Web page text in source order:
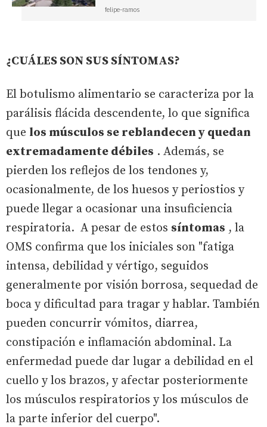
felipe-ramos
¿CUÁLES SON SUS SÍNTOMAS?
El botulismo alimentario se caracteriza por la
parálisis flácida descendente, lo que significa
que los músculos se reblandecen y quedan
extremadamente débiles . Además, se
pierden los reflejos de los tendones y,
ocasionalmente, de los huesos y periostios y
puede llegar a ocasionar una insuficiencia
respiratoria. A pesar de estos síntomas , la
OMS confirma que los iniciales son "fatiga
intensa, debilidad y vértigo, seguidos
generalmente por visión borrosa, sequedad de
boca y dificultad para tragar y hablar. También
pueden concurrir vómitos, diarrea,
constipación e inflamación abdominal. La
enfermedad puede dar lugar a debilidad en el
cuello y los brazos, y afectar posteriormente
los músculos respiratorios y los músculos de
la parte inferior del cuerpo".